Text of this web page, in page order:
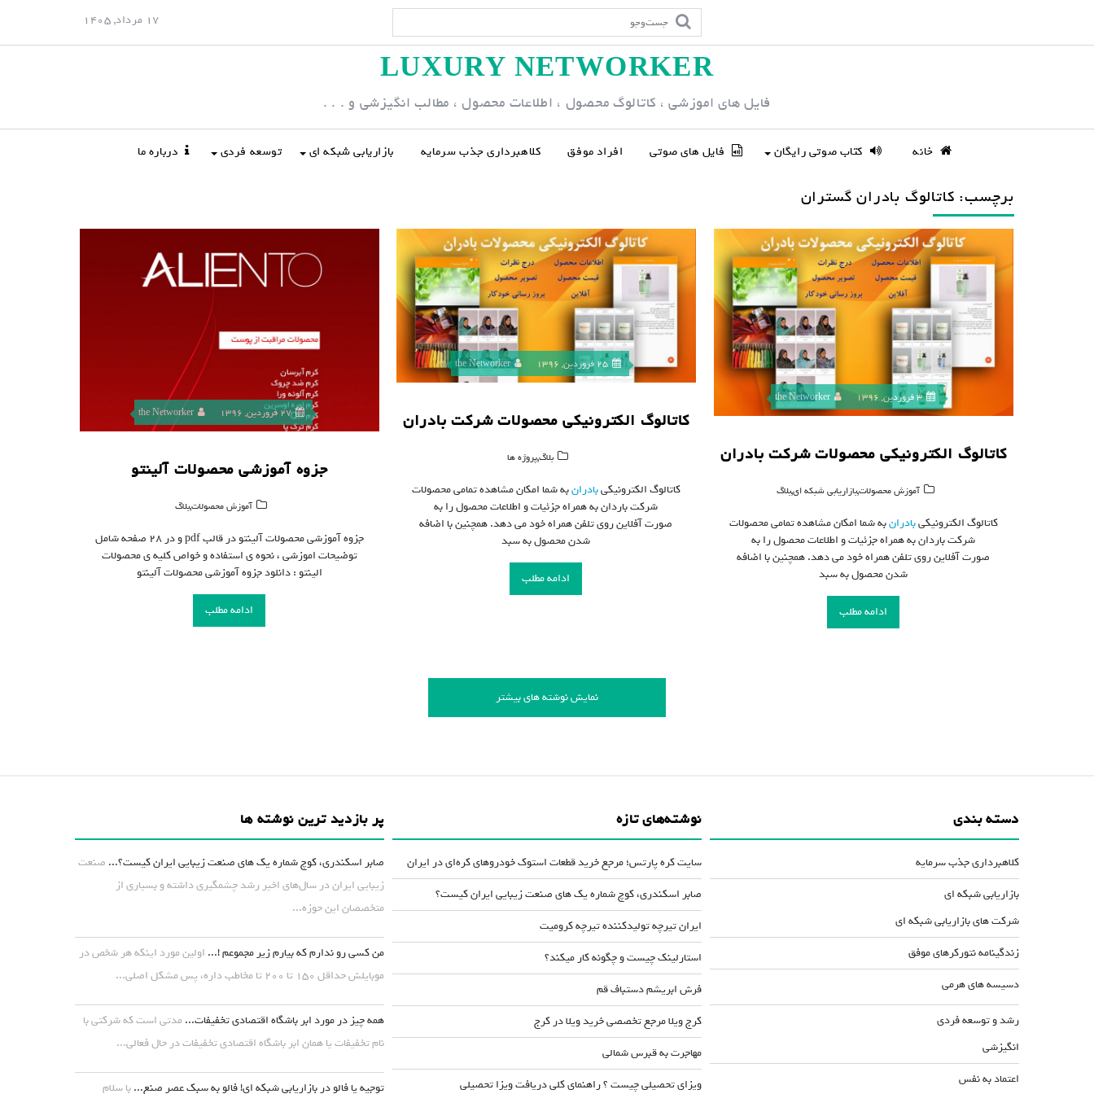
o
17 مرداد, 1405
LUXURY NETWORKER
فایل های اموزشی ، کاتالوگ محصول ، اطلاعات محصول ، مطالب انگیزشی و . . .
خانه کتاب صوتی رایگان فایل های صوتی افراد موفق کلاهبرداری جذب سرمایه بازاریابی شبکه ای توسعه فردی درباره ما
برچسب: کاتالوگ بادران گستران
27 فروردین, 1396 the Networker
جزوه آموزشی محصولات آلینتو
آموزش محصولات,بلاگ
جزوه آموزشی محصولات آلینتو در قالب pdf و در ۲۸ صفحه شامل
توضیحات اموزشی ، نحوه ی استفاده و خواص کلیه ی محصولات
الینتو : دانلود جزوه آموزشی محصولات آلینتو
ادامه مطلب
25 فروردین, 1396 the Networker
کاتالوگ الکترونیکی محصولات شرکت بادران
بلاگ,پروژه ها
کاتالوگ الکترونیکیبادرانبه شما امکان مشاهده تمامی محصولات
شرکت باردان به همراه جزئیات و اطلاعات محصول را به
صورت آفلاین روی تلفن همراه خود می دهد. همچنین با اضافه
شدن محصول به سبد
ادامه مطلب
3 فروردین, 1396 the Networker
کاتالوگ الکترونیکی محصولات شرکت بادران
آموزش محصولات,بازاریابی شبکه ای,بلاگ
کاتالوگ الکترونیکیبادرانبه شما امکان مشاهده تمامی محصولات
شرکت باردان به همراه جزئیات و اطلاعات محصول را به
صورت آفلاین روی تلفن همراه خود می دهد. همچنین با اضافه
شدن محصول به سبد
ادامه مطلب
نمایش نوشته های بیشتر
پر بازدید ترین نوشته ها
صابر اسکندری، کوچ شماره یک های صنعت زیبایی ایران کیست؟... صنعت
زیبایی ایران در سال‌های اخیر رشد چشمگیری داشته و بسیاری از
متخصصان این حوزه...
من کسی رو ندارم که بیارم زیر مجموعم !... اولین مورد اینکه هر شخص در
موبایلش حداقل ۱۵۰ تا ۲۰۰ تا مخاطب داره، پس مشکل اصلی...
همه چیز در مورد ابر باشگاه اقتصادی تخفیفات...مدتی است که شرکتی با
نام تخفیفات یا همان ابر باشگاه اقتصادی تخفیفات در حال فعالی...
توجیه یا فالو در بازاریابی شبکه ای! فالو به سبک عصر صنع...با سلام
نوشته‌های تازه
سایت کره پارتس؛ مرجع خرید قطعات استوک خودروهای کره‌ای در ایران
صابر اسکندری، کوچ شماره یک های صنعت زیبایی ایران کیست؟
ایران تیرچه تولیدکننده تیرچه کرومیت
استارلینک چیست و چگونه کار میکند؟
فرش ابریشم دستباف قم
کرج ویلا مرجع تخصصی خرید ویلا در کرج
مهاجرت به قبرس شمالی
ویزای تحصیلی چیست ؟ راهنمای کلی دریافت ویزا تحصیلی
دسته بندی
کلاهبرداری جذب سرمایه
بازاریابی شبکه ای
شرکت های بازاریابی شبکه ای
زندگینامه نتورکرهای موفق
دسیسه های هرمی
رشد و توسعه فردی
انگیزشی
اعتماد به نفس